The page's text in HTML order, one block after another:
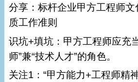
分享：标杆企业甲方工程师
质工作准则
识坑+填坑：甲方工程师应充
师”兼“技术人才”的角色。
关注1：“甲方能力+工程师精